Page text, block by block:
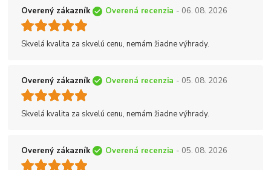
Overený zákazník Overená recenzia - 06. 08. 2026
Skvelá kvalita za skvelú cenu, nemám žiadne výhrady.
Overený zákazník Overená recenzia - 05. 08. 2026
Skvelá kvalita za skvelú cenu, nemám žiadne výhrady.
Overený zákazník Overená recenzia - 05. 08. 2026